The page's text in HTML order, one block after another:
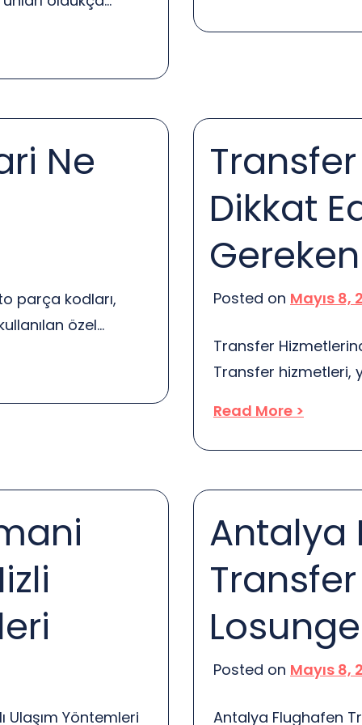
gösterilmemesi ya
olumsuz
birçok kullanıcı
eder. Cevap,
Ne
parça kodları,
özel
böylece doğru
için belirlenen
Dikkat
Posted on Mayıs 8,
Transfer
Transfer hizmetleri,
süreçte göz ardı
bulunmaktadır. Bu
Öncelikle, güvenlik
Read More >
Ulaşım Yöntemleri
Antalya
Posted on Mayıs 8,
Antalya Flughafen